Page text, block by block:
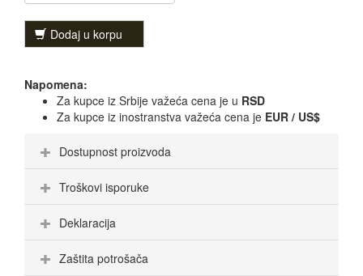
Dodaj u korpu
Napomena:
Za kupce iz Srbije važeća cena je u RSD
Za kupce iz inostranstva važeća cena je EUR / US$
Dostupnost proizvoda
Troškovi isporuke
Deklaracija
Zaštita potrošača